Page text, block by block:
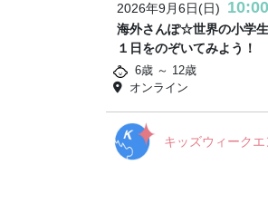
2026年9月6日(日) 10:00
海外さんぽ☆世界の小学
１日をのぞいてみよう！
6歳 ～ 12歳
オンライン
キッズウィーク